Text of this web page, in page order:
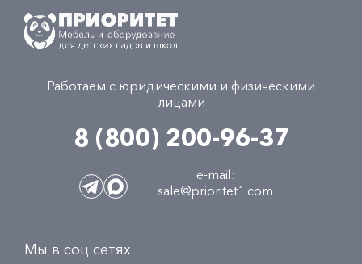
Работаем с юридическими и физическими
лицами
8 (800) 200-96-37
e-mail:
sale@prioritet1.com
Мы в соц сетях